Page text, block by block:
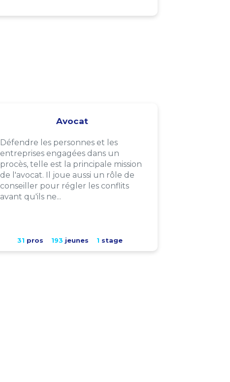
Avocat
Défendre les personnes et les
entreprises engagées dans un
procès, telle est la principale mission
de l'avocat. Il joue aussi un rôle de
conseiller pour régler les conflits
avant qu'ils ne...
31 pros 193 jeunes 1 stage